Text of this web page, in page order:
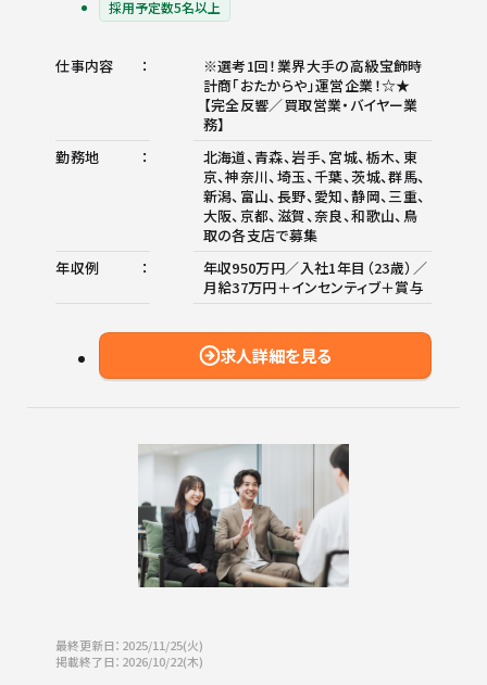
採用予定数5名以上
仕事内容
※選考1回！業界大手の高級宝飾時
計商「おたからや」運営企業！☆★
【完全反響／買取営業・バイヤー業
務】
勤務地
北海道、青森、岩手、宮城、栃木、東
京、神奈川、埼玉、千葉、茨城、群馬、
新潟、富山、長野、愛知、静岡、三重、
大阪、京都、滋賀、奈良、和歌山、鳥
取の各支店で募集
年収例
年収950万円／入社1年目（23歳）／
月給37万円＋インセンティブ＋賞与
求人詳細を見る
最終更新日：2025/11/25(火)
掲載終了日：2026/10/22(木)